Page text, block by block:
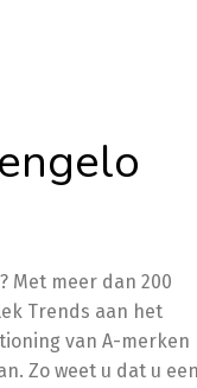
Met meer dan 200
Trends aan het
van A-merken
Zo weet u dat u een